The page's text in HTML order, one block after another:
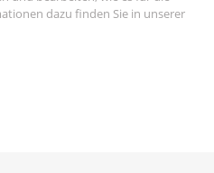
dazu finden Sie in unserer